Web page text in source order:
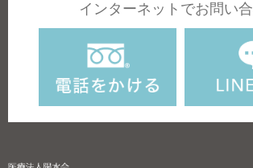
インターネットでお問い